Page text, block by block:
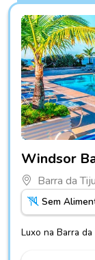
Windsor
Barra da
Sem
Luxo na Barra